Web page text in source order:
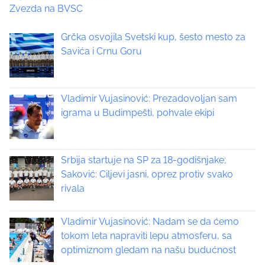
p
s
t
o
n
:
s
t
s
a
v
i
g
a
t
i
Zvezda na BVSC
Grčka osvojila Svetski kup, šesto mesto za
Savića i Crnu Goru
Vladimir Vujasinović: Prezadovoljan sam
igrama u Budimpešti, pohvale ekipi
Srbija startuje na SP za 18-godišnjake;
Saković: Ciljevi jasni, oprez protiv svako
rivala
Vladimir Vujasinović: Nadam se da ćemo
tokom leta napraviti lepu atmosferu, sa
optimiznom gledam na našu budućnost